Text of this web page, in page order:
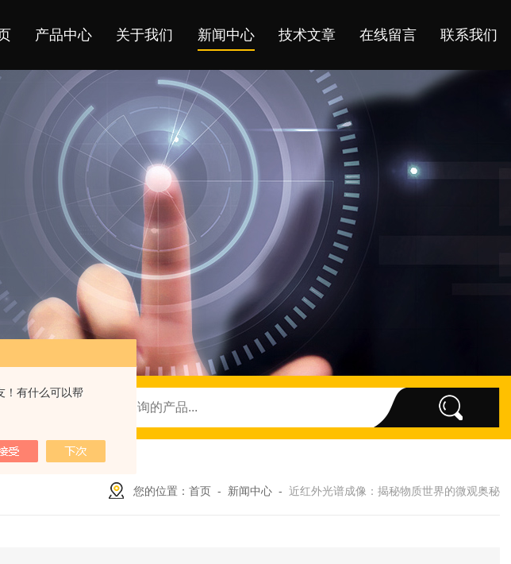
！有什么可以帮
产品中心 关于我们 新闻中心 技术文章 在线留言 联系我们
您的位置： 首页 - 新闻中心 - 近红外光谱成像：揭秘物质世界的微观奥秘